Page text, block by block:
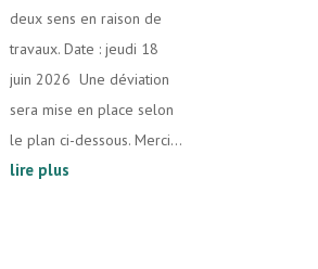
deux sens en raison de
travaux. Date : jeudi 18
juin 2026 Une déviation
sera mise en place selon
le plan ci-dessous. Merci...
lire plus